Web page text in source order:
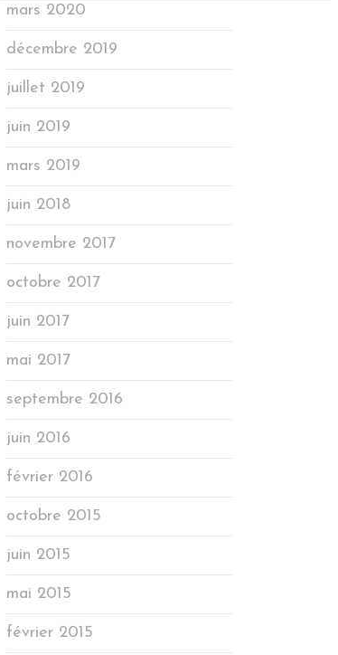
mars 2020
décembre 2019
juillet 2019
juin 2019
mars 2019
juin 2018
novembre 2017
octobre 2017
juin 2017
mai 2017
septembre 2016
juin 2016
février 2016
octobre 2015
juin 2015
mai 2015
février 2015